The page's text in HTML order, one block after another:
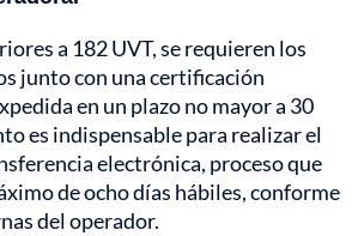
a 182 UVT, se requieren los
junto con una certificación
en un plazo no mayor a 30
es indispensable para realizar el
electrónica, proceso que
de ocho días hábiles, conforme
del operador.